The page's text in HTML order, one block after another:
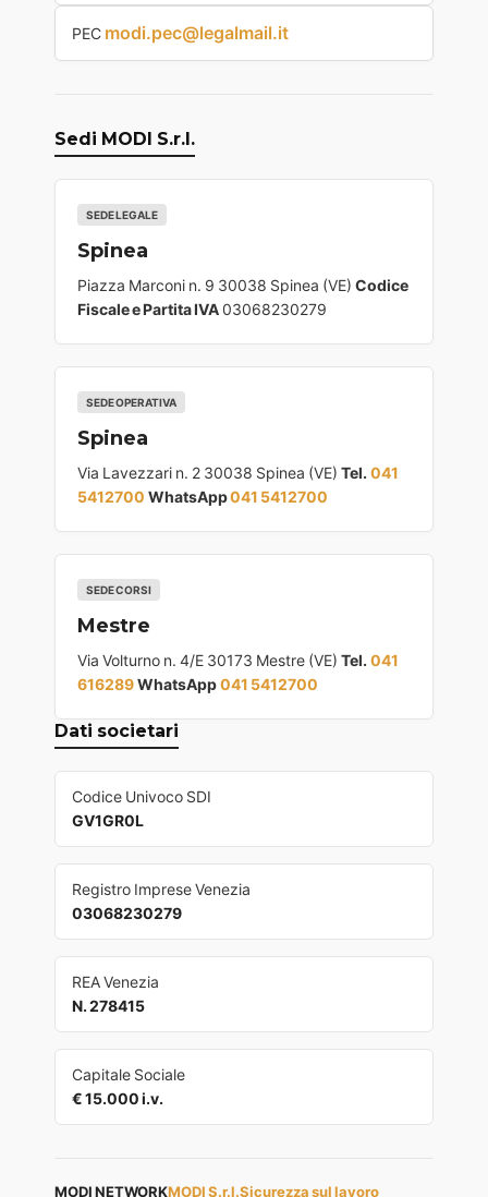
PEC modi.pec@legalmail.it
Sedi MODI S.r.l.
SEDE LEGALE
Spinea
Piazza Marconi n. 9 30038 Spinea (VE) Codice
Fiscale e Partita IVA03068230279
SEDE OPERATIVA
Spinea
Via Lavezzari n. 2 30038 Spinea (VE) Tel. 041
5412700 WhatsApp041 5412700
SEDE CORSI
Mestre
Via Volturno n. 4/E 30173 Mestre (VE) Tel. 041
616289WhatsApp041 5412700
Dati societari
Codice Univoco SDI
GV1GR0L
Registro Imprese Venezia
03068230279
REA Venezia
N. 278415
Capitale Sociale
€ 15.000 i.v.
MODI NETWORKMODI S.r.l.Sicurezza sul lavoro